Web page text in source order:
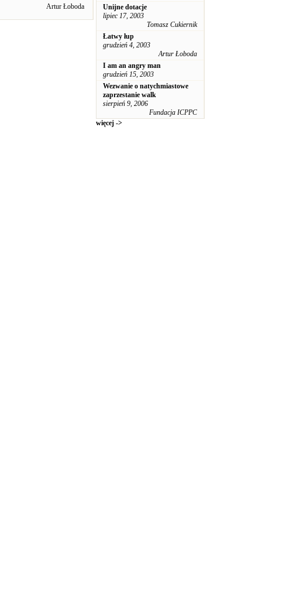
Artur Łoboda
Unijne dotacje
lipiec 17, 2003
Tomasz Cukiernik
Łatwy łup
grudzień 4, 2003
Artur Łoboda
I am an angry man
grudzień 15, 2003
Wezwanie o natychmiastowe
zaprzestanie walk
sierpień 9, 2006
Fundacja ICPPC
więcej ->